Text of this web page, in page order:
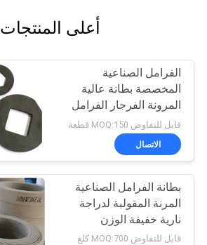
أعلى المنتجات
الفرامل الصناعية
المخصصة بطانة عالية
المرونة الفرجار الفرامل
قابل للتفاوض MOQ:150 قطعة
الاتصال
بطانة الفرامل الصناعية
المرنة المقولبة لدراجة
نارية خفيفة الوزن
قابل للتفاوض MOQ:700 كلغ